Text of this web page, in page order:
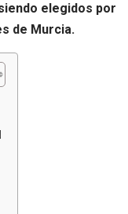
elegidos por
de Murcia.